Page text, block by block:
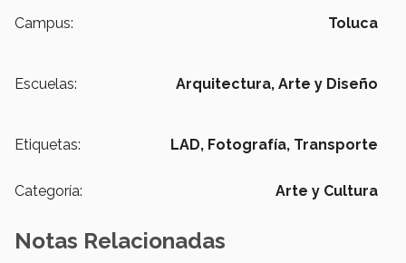
Campus: Toluca
Escuelas: Arquitectura, Arte y Diseño
Etiquetas: LAD, Fotografía, Transporte
Categoría: Arte y Cultura
Notas Relacionadas